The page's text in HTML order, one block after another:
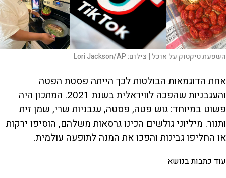
השפעת טיקטוק על אוכל | צילום:Lori Jackson/AP
אחת הדוגמאות הבולטות לכך הייתה פסטת הפטה
והעגבניות שהפכה לוויראלית בשנת 2021. המתכון היה
פשוט במיוחד: גוש פטה, פסטה, עגבניות שרי, שמן זית
ותנור. מיליוני גולשים הכינו גרסאות משלהם, הוסיפו ירקות
או החליפו גבינות והפכו את המנה לתופעה עולמית.
עוד כתבות בנושא